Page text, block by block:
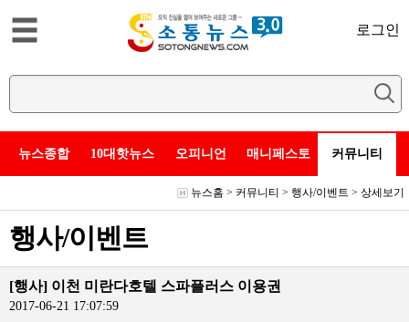
로그인
뉴스종합 10대핫뉴스 오피니언 매니페스토 커뮤니티
뉴스홈 > 커뮤니티 > 행사/이벤트 > 상세보기
행사/이벤트
[행사] 이천 미란다호텔 스파플러스 이용권
2017-06-21 17:07:59